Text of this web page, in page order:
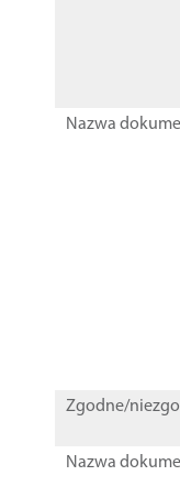
Nazwa
Zgodne/
Nazwa